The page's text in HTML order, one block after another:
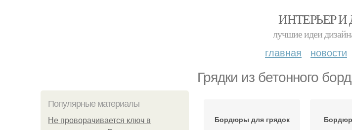
ИНТЕРЬЕР И
лучшие идеи
главная новости
Грядки из бетонного
Популярные материалы
Не проворачивается ключ в
Бордюры для грядок